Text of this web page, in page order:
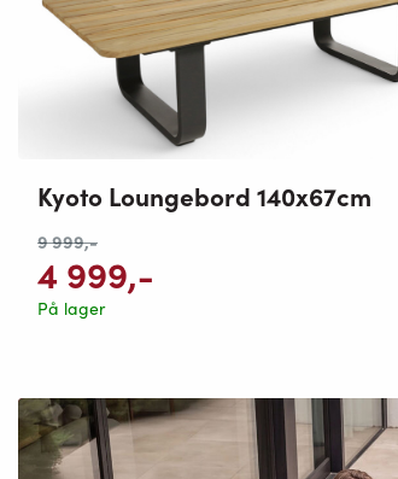
Kyoto Loungebord 140x67cm
9 999,-
4 999,-
På lager